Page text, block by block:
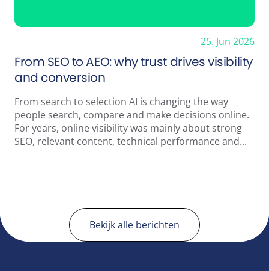
25. Jun 2026
From SEO to AEO: why trust drives visibility
and conversion
From search to selection AI is changing the way
people search, compare and make decisions online.
For years, online visibility was mainly about strong
SEO, relevant content, technical performance and...
Bekijk alle berichten